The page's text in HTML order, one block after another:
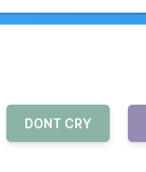
DONT CRY